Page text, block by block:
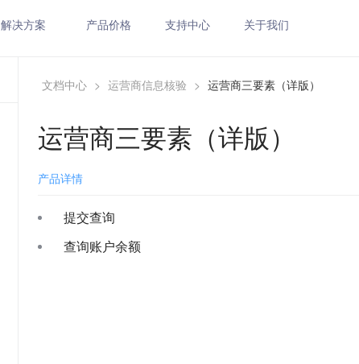
解决方案 产品价格 支持中心 关于我们
文档中心 > 运营商信息核验 > 运营商三要素（详版）
运营商三要素（详版）
产品详情
提交查询
查询账户余额